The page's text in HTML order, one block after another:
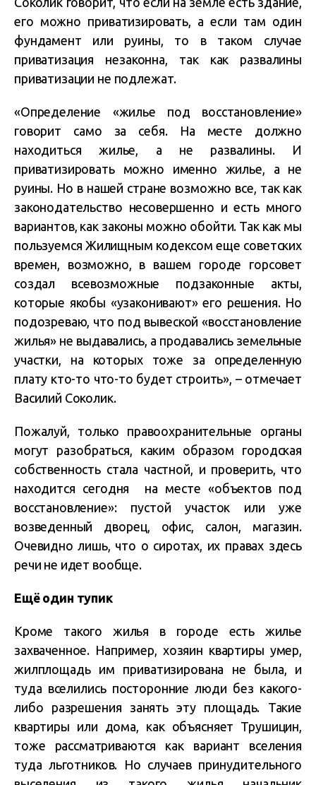
его можно приватизировать, а если там один
фундамент или руины, то в таком случае
приватизация незаконна, так как развалины
приватизации не подлежат.
«Определение «жилье под восстановление»
говорит само за себя. На месте должно
находиться жилье, а не развалины. И
приватизировать можно именно жилье, а не
руины. Но в нашей стране возможно все, так как
законодательство несовершенно и есть много
вариантов, как законы можно обойти. Так как мы
пользуемся Жилищным кодексом еще советских
времен, возможно, в вашем городе горсовет
создал всевозможные подзаконные акты,
которые якобы «узаконивают» его решения. Но
подозреваю, что под вывеской «восстановление
жилья» не выдавались, а продавались земельные
участки, на которых тоже за определенную
плату кто-то что-то будет строить», – отмечает
Василий Соколик.
Пожалуй, только правоохранительные органы
могут разобраться, каким образом городская
собственность стала частной, и проверить, что
находится сегодня на месте «объектов под
восстановление»: пустой участок или уже
возведенный дворец, офис, салон, магазин.
Очевидно лишь, что о сиротах, их правах здесь
речи не идет вообще.
Ещё один тупик
Кроме такого жилья в городе есть жилье
захваченное. Например, хозяин квартиры умер,
жилплощадь им приватизирована не была, и
туда вселились посторонние люди без какого-
либо разрешения занять эту площадь. Такие
квартиры или дома, как объясняет Трушицин,
тоже рассматриваются как вариант вселения
туда льготников. Но случаев принудительного